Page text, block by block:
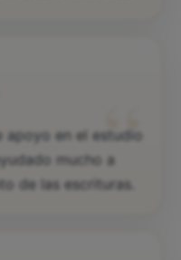
“
apoyo en el estudio
mucho a
de las escrituras.